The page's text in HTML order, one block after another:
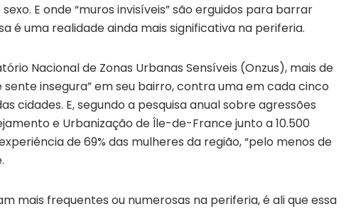
E onde “muros invisíveis” são erguidos para barrar
é uma realidade ainda mais significativa na periferia.
Nacional de Zonas Urbanas Sensíveis (Onzus), mais de
insegura” em seu bairro, contra uma em cada cinco
cidades. E, segundo a pesquisa anual sobre agressões
e Urbanização de Île-de-France junto a 10.500
de 69% das mulheres da região, “pelo menos de
mais frequentes ou numerosas na periferia, é ali que essa